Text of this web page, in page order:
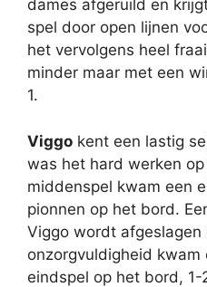
dames afgeruild en
spel door open lijnen
het vervolgens heel
minder maar met een
1.
Viggo kent een lastig
was het hard werken
middenspel kwam een
pionnen op het bord.
Viggo wordt afgeslagen
onzorgvuldigheid kwam
eindspel op het bord, 1-